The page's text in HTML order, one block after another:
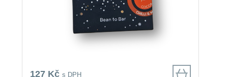
127 Kč s DPH